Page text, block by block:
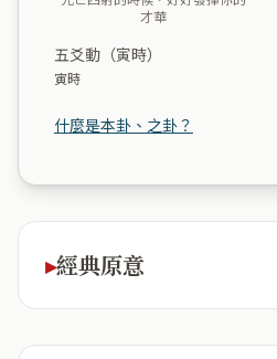
才華
五爻動（寅時）
寅時
什麼是本卦、之卦？
經典原意